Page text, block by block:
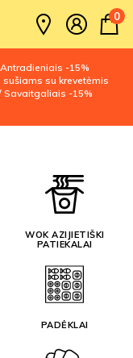
0
-15%
su krevetėmis
Savaitgaliais -15%
WOK AZIJIETIŠKI
PATIEKALAI
PADĖKLAI